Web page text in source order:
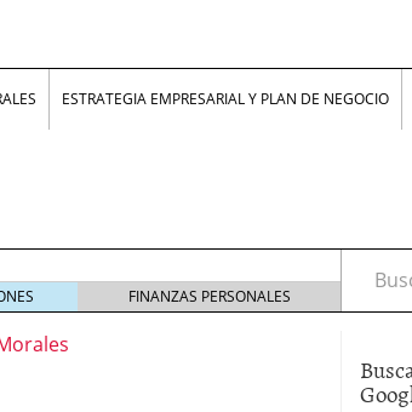
ESTRATEGIA EMPRESARIAL Y PLAN DE NEGOCIO
FINANZAS PERSONALES